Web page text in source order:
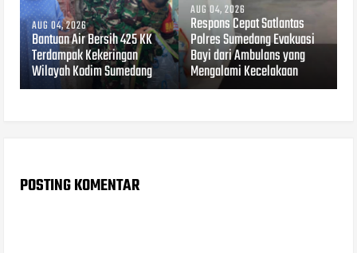
AUG 04, 2026
Bantuan Air Bersih 425 KK
Terdampak Kekeringan
Wilayah Kodim Sumedang
AUG 04, 2026
Respons Cepat Satlantas
Polres Sumedang Evakuasi
Bayi dari Ambulans yang
Mengalami Kecelakaan
POSTING KOMENTAR